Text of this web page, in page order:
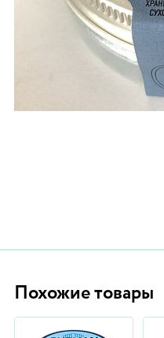
Похожие товары